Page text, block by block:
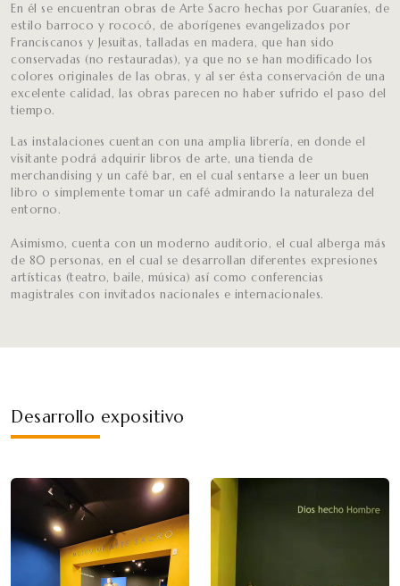
En él se encuentran obras de Arte Sacro hechas por Guaraníes, de
estilo barroco y rococó, de aborígenes evangelizados por
Franciscanos y Jesuitas, talladas en madera, que han sido
conservadas (no restauradas), ya que no se han modificado los
colores originales de las obras, y al ser ésta conservación de una
excelente calidad, las obras parecen no haber sufrido el paso del
tiempo.
Las instalaciones cuentan con una amplia librería, en donde el
visitante podrá adquirir libros de arte, una tienda de
merchandising y un café bar, en el cual sentarse a leer un buen
libro o simplemente tomar un café admirando la naturaleza del
entorno.
Asimismo, cuenta con un moderno auditorio, el cual alberga más
de 80 personas, en el cual se desarrollan diferentes expresiones
artísticas (teatro, baile, música) así como conferencias
magistrales con invitados nacionales e internacionales.
Desarrollo expositivo